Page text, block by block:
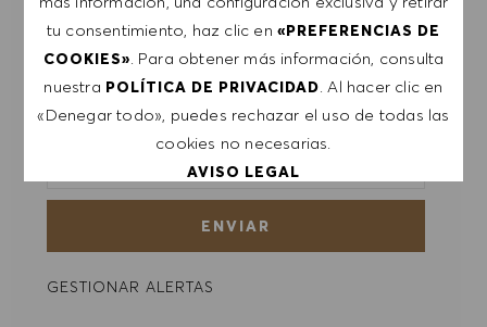
tu consentimiento, haz clic en«PREFERENCIAS DE
COOKIES». Para obtener más información, consulta
nuestra POLÍTICA DE PRIVACIDAD. Al hacer clic en
«Denegar todo», puedes rechazar el uso de todas las
cookies no necesarias.
AVISO LEGAL
DENEGAR TODO
ACEPTAR TODO
enlace presente en los mensajes de correo
electrónico. Acepto que mis datos personales se
procesen conforme a laPOLÍTICA DE
PRIVACIDAD .
Introducir dirección de correo electrónico (obligatorio)
ENVIAR
GESTIONAR ALERTAS